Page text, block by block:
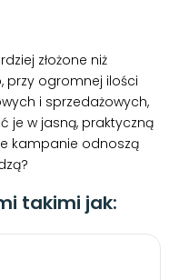
złożone niż
przy ogromnej ilości
i sprzedażowych,
je w jasną, praktyczną
kampanie odnoszą
takimi jak: